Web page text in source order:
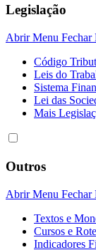
Legislação
Abrir Menu Fechar
Código
Leis do
Sistema
Lei das
Mais
Outros
Abrir Menu Fechar
Textos e
Cursos e
Indicadores